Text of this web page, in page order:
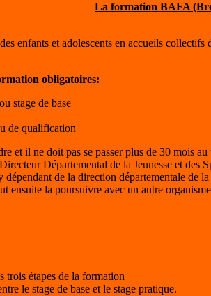
La formation BAFA
enfants et adolescents en accueils collectifs
obligatoires:
stage de base
de qualification
et il ne doit pas se passer plus de 30 mois
Départemental de la Jeunesse et
de la direction départementale
ensuite la poursuivre avec un autre
trois étapes de la formation
le stage de base et le stage pratique.